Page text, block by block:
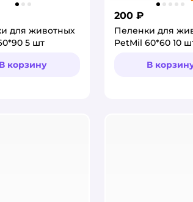
для животных
5 шт
В корзину
200 ₽
Пеленки для
PetMil 60*60 10
В